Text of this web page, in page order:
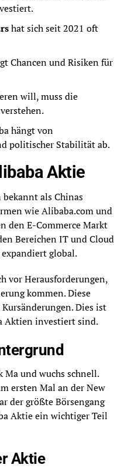
hat sich seit 2021 oft
Chancen und Risiken für
will, muss die
hängt von
politischer Stabilität ab.
Aktie
als Chinas
wie Alibaba.com und
den E-Commerce Markt
Bereichen IT und Cloud
global.
vor Herausforderungen,
kommen. Diese
Dies ist
Aktien investiert sind.
Ma und wuchs schnell.
ersten Mal an der New
der größte Börsengang
Aktie ein wichtiger Teil
Aktie